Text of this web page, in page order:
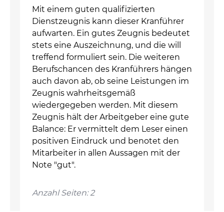
Mit einem guten qualifizierten
Dienstzeugnis kann dieser Kranführer
aufwarten. Ein gutes Zeugnis bedeutet
stets eine Auszeichnung, und die will
treffend formuliert sein. Die weiteren
Berufschancen des Kranführers hängen
auch davon ab, ob seine Leistungen im
Zeugnis wahrheitsgemäß
wiedergegeben werden. Mit diesem
Zeugnis hält der Arbeitgeber eine gute
Balance: Er vermittelt dem Leser einen
positiven Eindruck und benotet den
Mitarbeiter in allen Aussagen mit der
Note "gut".
Anzahl Seiten: 2